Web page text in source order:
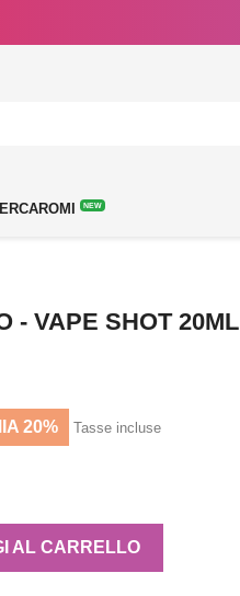
NEW
- VAPE SHOT 20ML
20% Tasse incluse
AL CARRELLO